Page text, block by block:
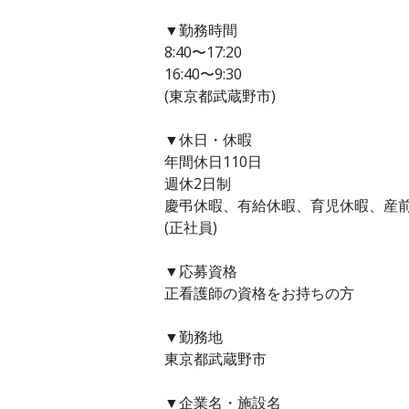
▼勤務時間
8:40〜17:20
16:40〜9:30
(東京都武蔵野市)
▼休日・休暇
年間休日110日
週休2日制
慶弔休暇、有給休暇、育児休暇、産
(正社員)
▼応募資格
正看護師の資格をお持ちの方
▼勤務地
東京都武蔵野市
▼企業名・施設名